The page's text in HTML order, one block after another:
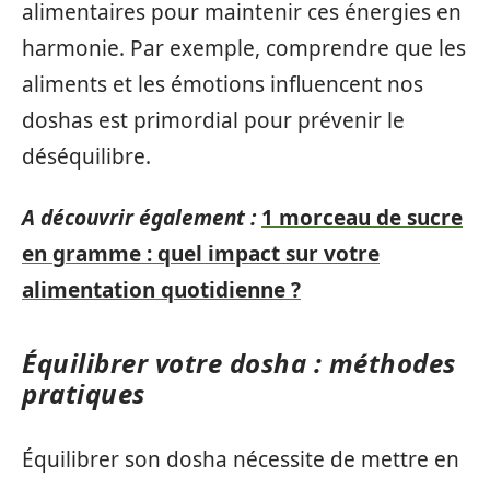
alimentaires pour maintenir ces énergies en
harmonie. Par exemple, comprendre que les
aliments et les émotions influencent nos
doshas est primordial pour prévenir le
déséquilibre.
A découvrir également : 1 morceau de sucre
en gramme : quel impact sur votre
alimentation quotidienne ?
Équilibrer votre dosha : méthodes
pratiques
Équilibrer son dosha nécessite de mettre en